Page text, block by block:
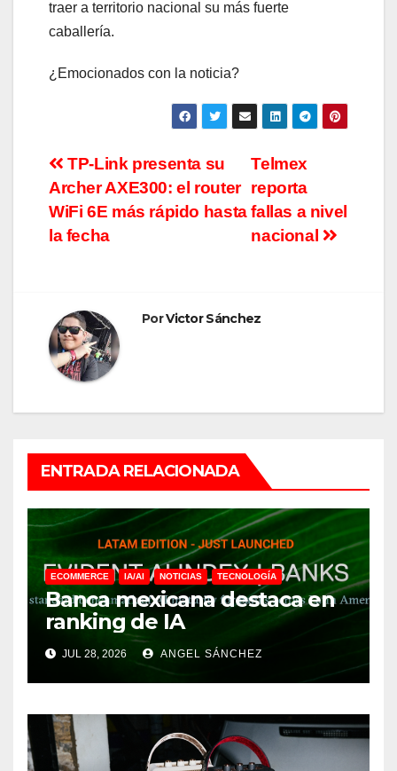
traer a territorio nacional su más fuerte
caballería.
¿Emocionados con la noticia?
Navegación
de
entradas
Telmex
reporta
fallas a nivel
nacional
TP-Link presenta su
Archer AXE300: el router
WiFi 6E más rápido hasta
la fecha
PorVictor Sánchez
ENTRADA RELACIONADA
ECOMMERCE IA/AI NOTICIAS TECNOLOGÍA
Banca mexicana destaca en
ranking de IA
JUL 28, 2026 ANGEL SÁNCHEZ